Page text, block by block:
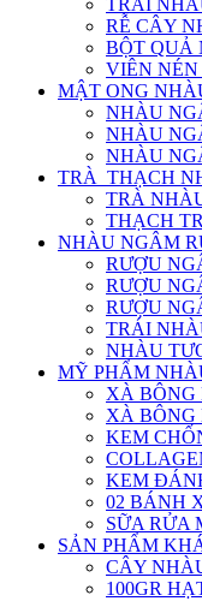
TRÁI
RỄ CÂY
BỘT QUẢ
VIÊN
MẬT ONG
NHÀU
NHÀU
NHÀU
TRÀ_THẠCH
TRÀ
THẠCH
NHÀU NGÂM
RƯỢU
RƯỢU
RƯỢU
TRÁI
NHÀU
MỸ PHẨM
XÀ BÔNG
XÀ BÔNG
KEM
KEM
02 BÁNH
SỮA RỬA
SẢN PHẨM
CÂY
100GR